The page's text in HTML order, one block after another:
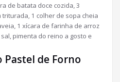
de batata doce cozida, 3
1 colher de sopa cheia
1 xícara de farinha de arroz
pimenta do reino a gosto e
Pastel de Forno